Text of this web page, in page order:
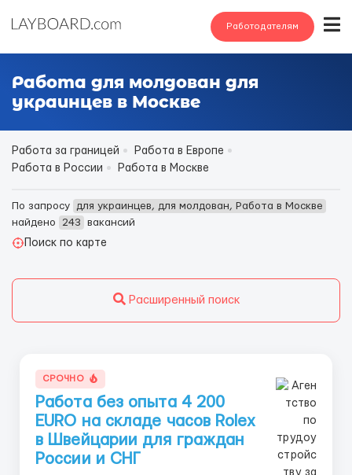
Работодателям
Работа для молдован для
украинцев в Москве
Работа за границей
Работа в Европе
Работа в России
Работа в Москве
По запросу для украинцев, для молдован, Работа в Москве
найдено
243
вакансий
Поиск по карте
Расширенный поиск
СРОЧНО
Работа без опыта 4 200
EURO на складе часов Rolex
в Швейцарии для граждан
России и СНГ